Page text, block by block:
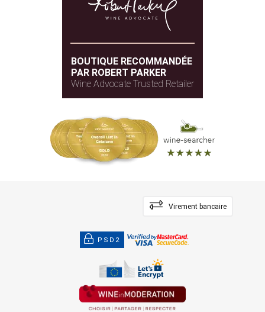
BOUTIQUE RECOMMANDÉE
PAR ROBERT PARKER
Wine Advocate Trusted Retailer
Virement bancaire
PSD2